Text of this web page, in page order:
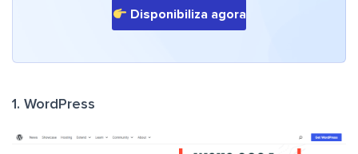
Disponibiliza agora
1. WordPress